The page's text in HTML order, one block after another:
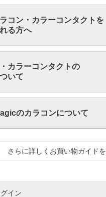
コン・カラーコンタクトを
る方へ
カラーコンタクトの
いて
のカラコンについて
さらに詳しくお買い物ガイド
イン